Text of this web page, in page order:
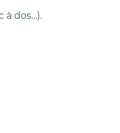
à dos…).